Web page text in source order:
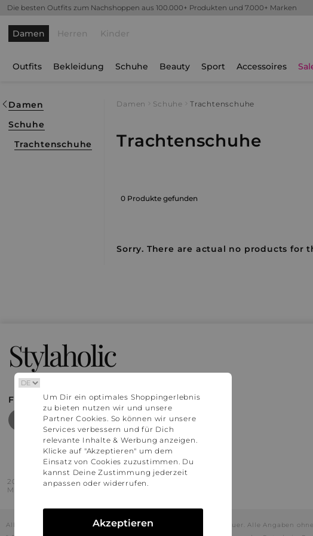
Die besten Outfits zum Nachshoppen aus 100.000+ Produkten und 7.000+ Marken
Damen Herren Kinder
Outfits Bekleidung Schuhe Beauty Sport Accessoires
Damen
Schuhe
Trachtenschuhe
Damen Schuhe Trachtenschuhe
Trachtenschuhe
0 Produkte gefunden
Sorry. There are actual no products for
Stylaholic
FIND MORE INSPIRATION
2016 - 2026 © Stylaholic.
Made for you with love in munich.
Alle Preise inkl. der jeweils geltenden gesetzlichen Mehrwertsteuer. Alle Angaben ohne
Um Dir ein optimales Shoppingerlebnis
zu bieten nutzen wir und unsere
Partner Cookies. So können wir unsere
Services verbessern und für Dich
relevante Inhalte & Werbung anzeigen.
Klicke auf "Akzeptieren" um dem
Einsatz von Cookies zuzustimmen. Du
kannst Deine Zustimmung jederzeit
anpassen oder widerrufen.
Akzeptieren